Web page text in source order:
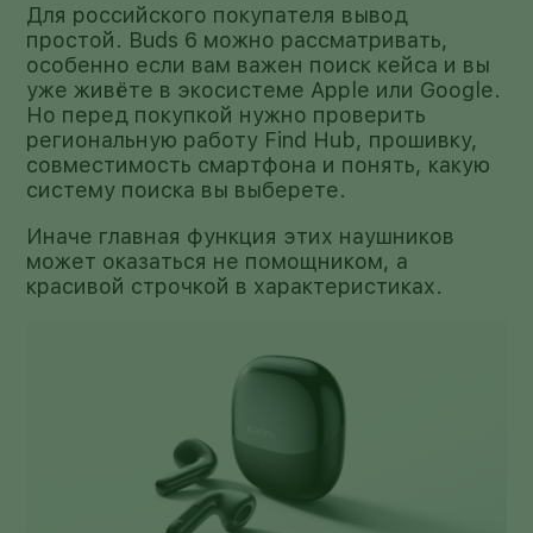
Для российского покупателя вывод
простой. Buds 6 можно рассматривать,
особенно если вам важен поиск кейса и вы
уже живёте в экосистеме Apple или Google.
Но перед покупкой нужно проверить
региональную работу Find Hub, прошивку,
совместимость смартфона и понять, какую
систему поиска вы выберете.
Иначе главная функция этих наушников
может оказаться не помощником, а
красивой строчкой в характеристиках.